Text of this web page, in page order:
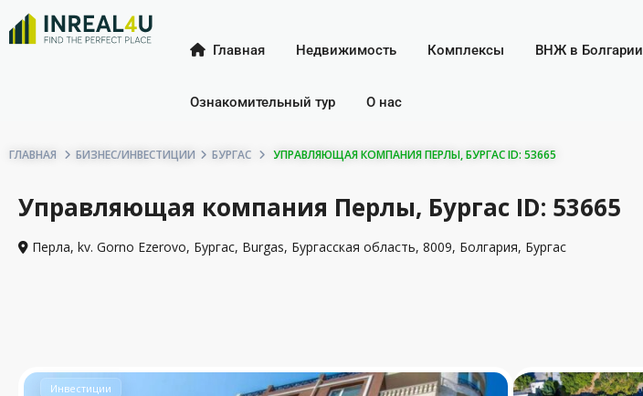
Главная Недвижимость Комплексы ВНЖ в Болгарии
Ознакомительный тур О нас
ГЛАВНАЯ БИЗНЕС/ИНВЕСТИЦИИ БУРГАС УПРАВЛЯЮЩАЯ КОМПАНИЯ ПЕРЛЫ, БУРГАС ID: 53665
Управляющая компания Перлы, Бургас ID: 53665
Перла, kv. Gorno Ezerovo, Бургас, Burgas, Бургасская область, 8009, Болгария, Бургас
Инвестиции